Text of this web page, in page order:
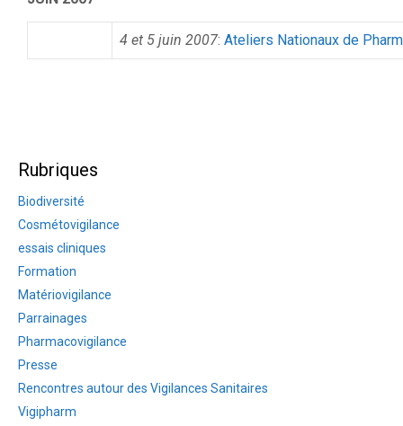
4 et 5 juin 2007: Ateliers Nationaux de
Rubriques
Biodiversité
Cosmétovigilance
essais cliniques
Formation
Matériovigilance
Parrainages
Pharmacovigilance
Presse
Rencontres autour des Vigilances Sanitaires
Vigipharm